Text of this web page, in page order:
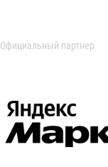
Официальный партнер